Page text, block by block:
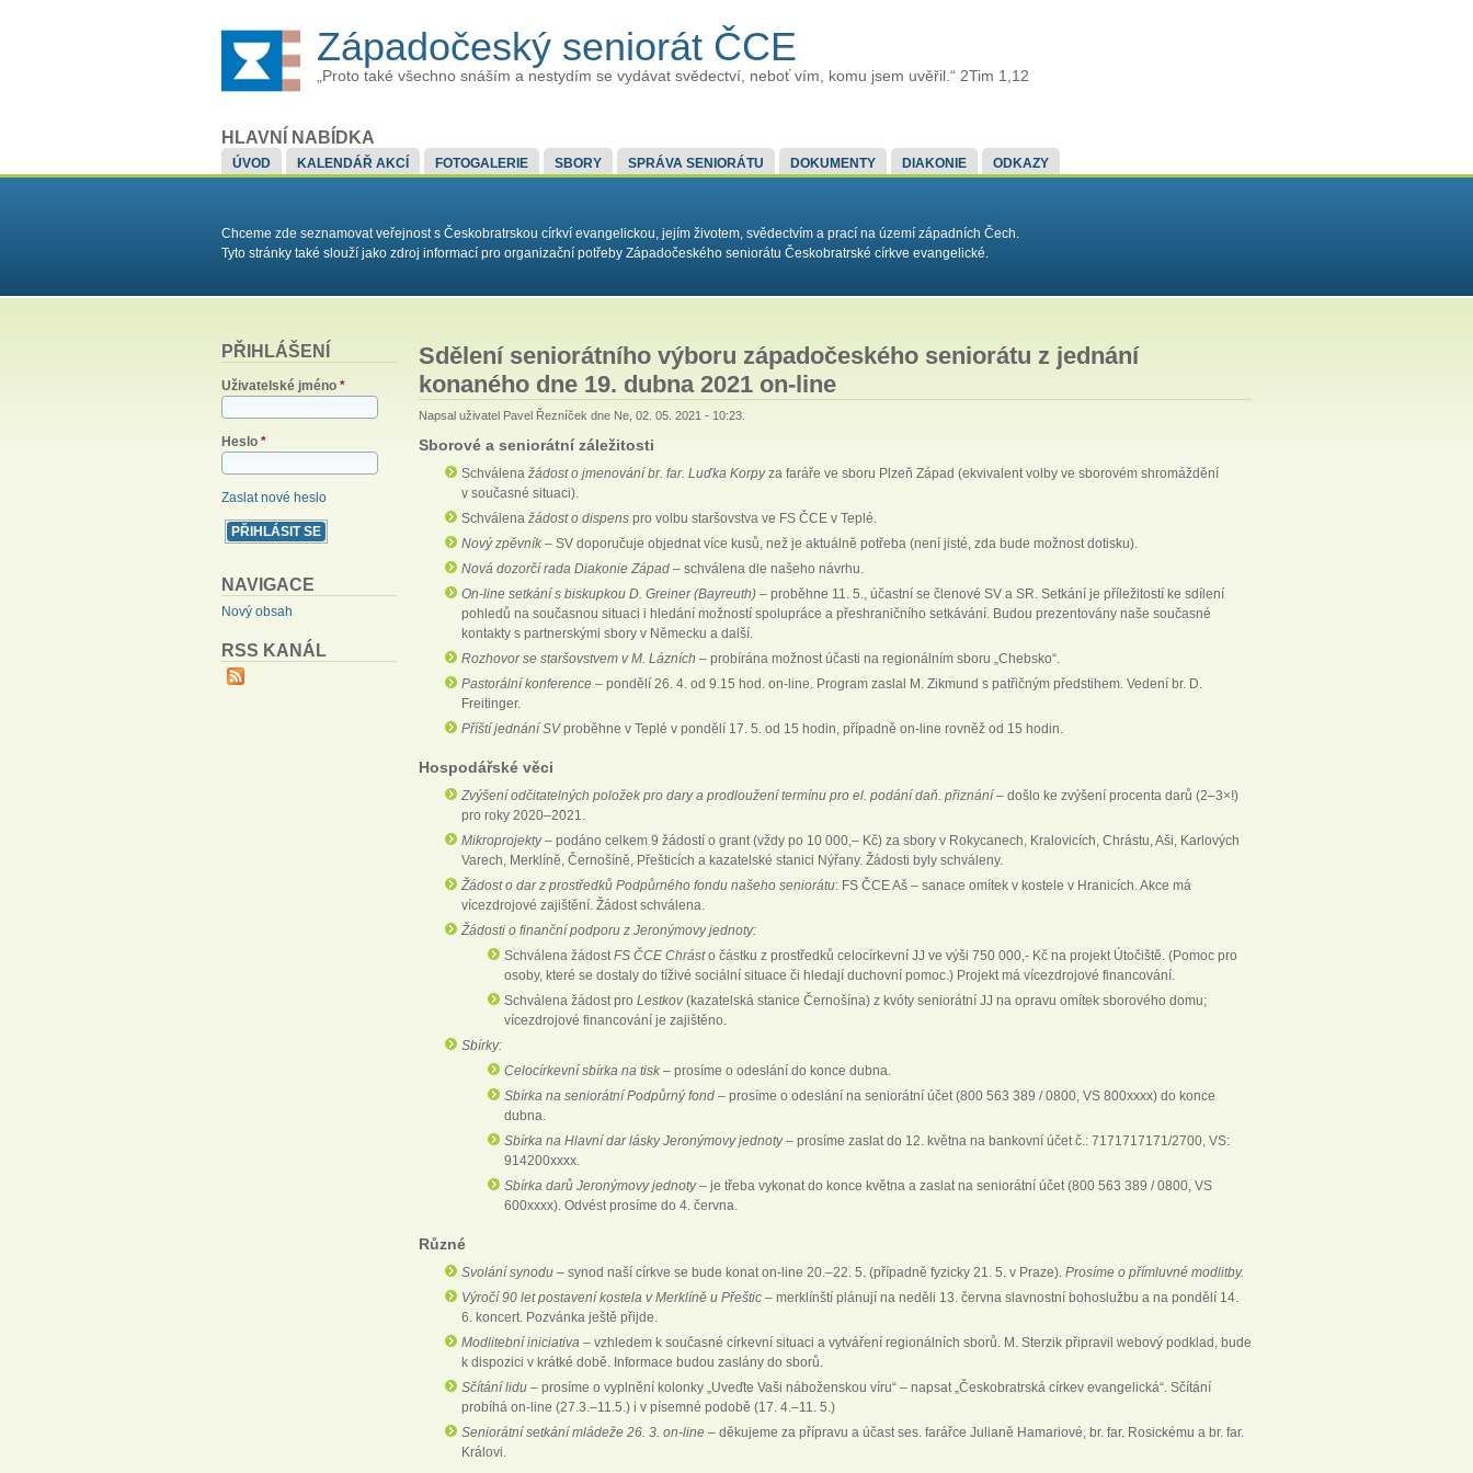
Západočeský seniorát ČCE
„Proto také všechno snáším a nestydím se vydávat svědectví, neboť vím, komu jsem uvěřil.“ 2Tim 1,12
HLAVNÍ NABÍDKA
ÚVOD KALENDÁŘ AKCÍ FOTOGALERIE SBORY SPRÁVA SENIORÁTU DOKUMENTY DIAKONIE ODKAZY
Chceme zde seznamovat veřejnost s Českobratrskou církví evangelickou, jejím životem, svědectvím a prací na území západních Čech.
Tyto stránky také slouží jako zdroj informací pro organizační potřeby Západočeského seniorátu Českobratrské církve evangelické.
PŘIHLÁŠENÍ
Uživatelské jméno *
Heslo *
Zaslat nové heslo
NAVIGACE
Nový obsah
RSS KANÁL
Sdělení seniorátního výboru západočeského seniorátu z jednání
konaného dne 19. dubna 2021 on-line
Napsal uživatel Pavel Řezníček dne Ne, 02. 05. 2021 - 10:23.
Sborové a seniorátní záležitosti
Schválena žádost o jmenování br. far. Luďka Korpyza faráře ve sboru Plzeň Západ (ekvivalent volby ve sborovém shromáždění
v současné situaci).
Schválena žádost o dispens pro volbu staršovstva ve FS ČCE v Teplé.
Nový zpěvník – SV doporučuje objednat více kusů, než je aktuálně potřeba (není jisté, zda bude možnost dotisku).
Nová dozorčí rada Diakonie Západ – schválena dle našeho návrhu.
On-line setkání s biskupkou D. Greiner (Bayreuth) – proběhne 11. 5., účastní se členové SV a SR. Setkání je příležitostí ke sdílení
pohledů na současnou situaci i hledání možností spolupráce a přeshraničního setkávání. Budou prezentovány naše současné
kontakty s partnerskými sbory v Německu a další.
Rozhovor se staršovstvem v M. Lázních – probírána možnost účasti na regionálním sboru „Chebsko“.
Pastorální konference – pondělí 26. 4. od 9.15 hod. on-line. Program zaslal M. Zikmund s patřičným předstihem. Vedení br. D.
Freitinger.
Příští jednání SVproběhne v Teplé v pondělí 17. 5. od 15 hodin, případně on-line rovněž od 15 hodin.
Hospodářské věci
Zvýšení odčitatelných položek pro dary a prodloužení termínu pro el. podání daň. přiznání– došlo ke zvýšení procenta darů (2–3×!)
pro roky 2020–2021.
Mikroprojekty– podáno celkem 9 žádostí o grant (vždy po 10 000,– Kč) za sbory v Rokycanech, Kralovicích, Chrástu, Aši, Karlových
Varech, Merklíně, Černošíně, Přešticích a kazatelské stanici Nýřany. Žádosti byly schváleny.
Žádost o dar z prostředků Podpůrného fondu našeho seniorátu: FS ČCE Aš – sanace omítek v kostele v Hranicích. Akce má
vícezdrojové zajištění. Žádost schválena.
Žádosti o finanční podporu z Jeronýmovy jednoty:
Schválena žádost FS ČCE Chrásto částku z prostředků celocírkevní JJ ve výši 750 000,- Kč na projekt Útočiště. (Pomoc pro
osoby, které se dostaly do tíživé sociální situace či hledají duchovní pomoc.) Projekt má vícezdrojové financování.
Schválena žádost pro Lestkov(kazatelská stanice Černošína) z kvóty seniorátní JJ na opravu omítek sborového domu;
vícezdrojové financování je zajištěno.
Sbírky:
Celocírkevní sbírka na tisk – prosíme o odeslání do konce dubna.
Sbírka na seniorátní Podpůrný fond – prosíme o odeslání na seniorátní účet (800 563 389 / 0800, VS 800xxxx) do konce
dubna.
Sbírka na Hlavní dar lásky Jeronýmovy jednoty– prosíme zaslat do 12. května na bankovní účet č.: 7171717171/2700, VS:
914200xxxx.
Sbírka darů Jeronýmovy jednoty– je třeba vykonat do konce května a zaslat na seniorátní účet (800 563 389 / 0800, VS
600xxxx). Odvést prosíme do 4. června.
Různé
Svolání synodu – synod naší církve se bude konat on-line 20.–22. 5. (případně fyzicky 21. 5. v Praze). Prosíme o přímluvné modlitby.
Výročí 90 let postavení kostela v Merklíně u Přeštic – merklínští plánují na neděli 13. června slavnostní bohoslužbu a na pondělí 14.
6. koncert. Pozvánka ještě přijde.
Modlitební iniciativa – vzhledem k současné církevní situaci a vytváření regionálních sborů. M. Sterzik připravil webový podklad, bude
k dispozici v krátké době. Informace budou zaslány do sborů.
Sčítání lidu – prosíme o vyplnění kolonky „Uveďte Vaši náboženskou víru“ – napsat „Českobratrská církev evangelická“. Sčítání
probíhá on-line (27.3.–11.5.) i v písemné podobě (17. 4.–11. 5.)
Seniorátní setkání mládeže 26. 3. on-line – děkujeme za přípravu a účast ses. farářce Julianě Hamariové, br. far. Rosickému a br. far.
Královi.